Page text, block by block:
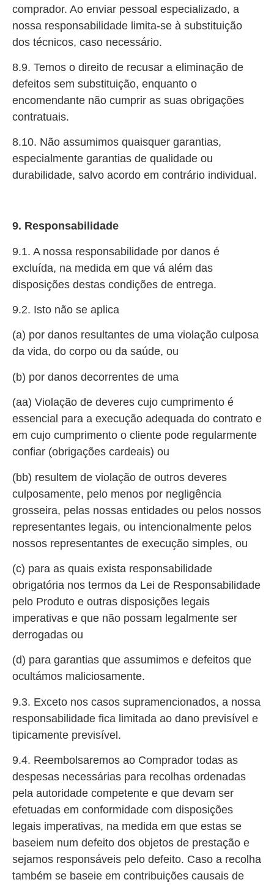
comprador. Ao enviar pessoal especializado, a
nossa responsabilidade limita-se à substituição
dos técnicos, caso necessário.
8.9. Temos o direito de recusar a eliminação de
defeitos sem substituição, enquanto o
encomendante não cumprir as suas obrigações
contratuais.
8.10. Não assumimos quaisquer garantias,
especialmente garantias de qualidade ou
durabilidade, salvo acordo em contrário individual.
9. Responsabilidade
9.1. A nossa responsabilidade por danos é
excluída, na medida em que vá além das
disposições destas condições de entrega.
9.2. Isto não se aplica
(a) por danos resultantes de uma violação culposa
da vida, do corpo ou da saúde, ou
(b) por danos decorrentes de uma
(aa) Violação de deveres cujo cumprimento é
essencial para a execução adequada do contrato e
em cujo cumprimento o cliente pode regularmente
confiar (obrigações cardeais) ou
(bb) resultem de violação de outros deveres
culposamente, pelo menos por negligência
grosseira, pelas nossas entidades ou pelos nossos
representantes legais, ou intencionalmente pelos
nossos representantes de execução simples, ou
(c) para as quais exista responsabilidade
obrigatória nos termos da Lei de Responsabilidade
pelo Produto e outras disposições legais
imperativas e que não possam legalmente ser
derrogadas ou
(d) para garantias que assumimos e defeitos que
ocultámos maliciosamente.
9.3. Exceto nos casos supramencionados, a nossa
responsabilidade fica limitada ao dano previsível e
tipicamente previsível.
9.4. Reembolsaremos ao Comprador todas as
despesas necessárias para recolhas ordenadas
pela autoridade competente e que devam ser
efetuadas em conformidade com disposições
legais imperativas, na medida em que estas se
baseiem num defeito dos objetos de prestação e
sejamos responsáveis pelo defeito. Caso a recolha
também se baseie em contribuições causais de